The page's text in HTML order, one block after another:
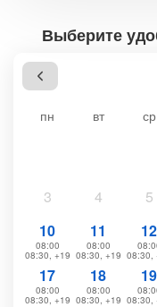
Выберите
пн вт ср
3 4 5
10
08:00
08:30, +19
11
08:00
08:30, +19
12
08:30,
17
08:00
08:30, +19
18
08:00
08:30, +19
19
08:30,